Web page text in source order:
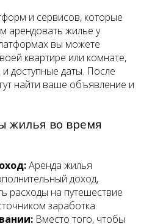
и сервисов, которые
арендовать жилье у
вы можете
квартире или комнате,
доступные даты. После
найти ваше объявление и
жилья во время
Аренда жилья
доход,
расходы на путешествие
заработка.
Вместо того, чтобы